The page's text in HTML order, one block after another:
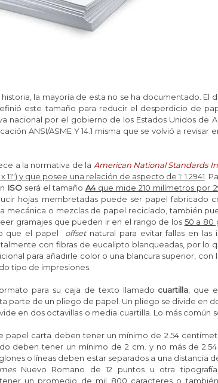
la mayoría de esta no se ha documentado. El
este tamaño para reducir el desperdicio de
nacional por el gobierno de los Estados Unidos de
ANSI/ASME Y 14.1 misma que se volvió a revisar
a la normativa de la American National Standards
y que posee una relación de aspecto de 1: 1.2941 .
ISOserá el tamaño A4que mide 210 milímetros por
hojas membretadas puede ser papel fabricado
mecánica o mezclas de papel reciclado, también
gramajes que pueden ir en el rango de los 50 a 80
que el papel offsetnatural para evitar fallas en las
con fibras de eucalipto blanqueadas, por lo
para añadirle color o una blancura superior, con
tipo de impresiones.
para su caja de texto llamado cuartilla , que
parte de un pliego de papel. Un pliego se divide en
en dos octavillas o media cuartilla. Lo más común
papel carta deben tener un mínimo de 2.54
deben tener un mínimo de 2 cm. y no más de
o líneas deben estar separados a una distancia
Nuevo Romano de 12 puntos u otra
un promedio de mil 800 caracteres o